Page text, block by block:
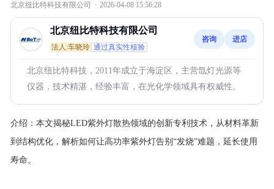
北京纽比特科技有限公司 · 2026-04-08 15:56:28
北京纽比特科技有限公司
法人:车晓玲 通过真实性核验
咨询 进店
北京纽比特科技，2011年成立于海淀区，主营氙灯光源等
仪器，技术精湛，经验丰富，在光化学领域具有权威性。
介绍： 本文揭秘LED紫外灯散热领域的创新专利技术，从材料革新
到结构优化，解析如何让高功率紫外灯告别“发烧”难题，延长使用
寿命。